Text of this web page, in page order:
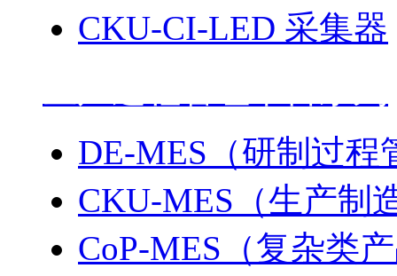
CKU-CI-LED 采集器
DE-MES（研制过程
CKU-MES（生产制
CoP-MES（复杂类